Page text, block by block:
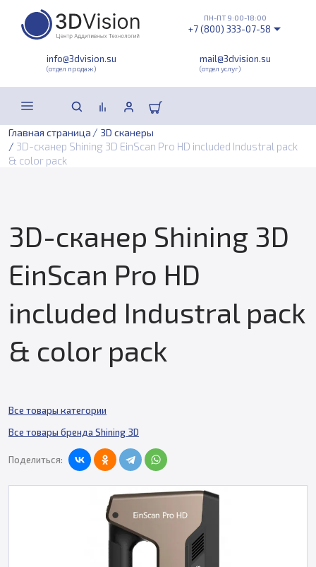
info@3dvision.su
(отдел продаж)
mail@3dvision.su
(отдел услуг)
ПН-ПТ 9:00-18:00
+7 (800) 333-07-58
Главная страница / 3D сканеры
/ 3D-сканер Shining 3D EinScan Pro HD included Industral pack
& color pack
3D-сканер Shining 3D
EinScan Pro HD
included Industral pack
& color pack
Все товары категории
Все товары бренда Shining 3D
Поделиться: